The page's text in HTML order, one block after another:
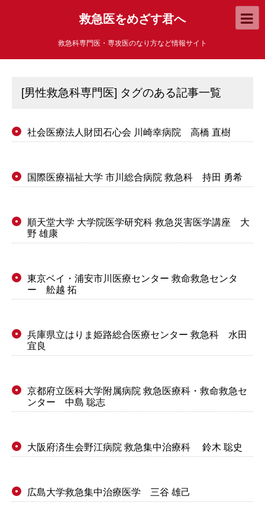
救急医をめざす君へ
救急科専門医・専攻医のなり方など情報サイト
[男性救急科専門医] タグのある記事一覧
● 社会医療法人財団石心会 川崎幸病院 高橋 直樹
● 国際医療福祉大学 市川総合病院 救急科 持田 勇希
●
順天堂大学 大学院医学研究科 救急災害医学講座 大
野 雄康
●
東京ベイ・浦安市川医療センター 救命救急センタ
ー 舩越 拓
●
兵庫県立はりま姫路総合医療センター 救急科 水田
宜良
●
京都府立医科大学附属病院 救急医療科・救命救急セ
ンター 中島 聡志
● 大阪府済生会野江病院 救急集中治療科 鈴木 聡史
● 広島大学救急集中治療医学 三谷 雄己